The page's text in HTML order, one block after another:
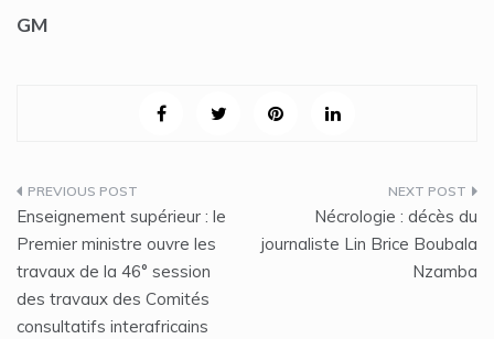
GM
Navigation
de
l’article
Enseignement supérieur : le
Premier ministre ouvre les
travaux de la 46° session
des travaux des Comités
consultatifs interafricains
Nécrologie : décès du
journaliste Lin Brice Boubala
Nzamba